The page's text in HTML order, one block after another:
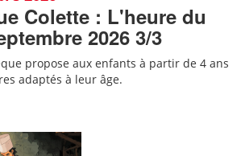
Colette : L'heure du
2026 3/3
propose aux enfants à partir de 4 ans
adaptés à leur âge.